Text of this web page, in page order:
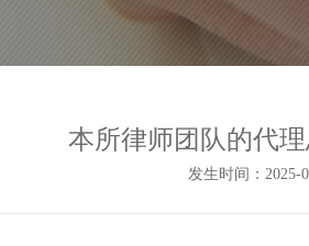
本所律师团队的代
发生时间：2025-